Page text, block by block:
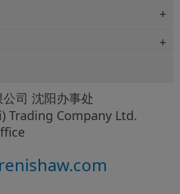
司 沈阳办事处
Trading Company Ltd.
renishaw.com